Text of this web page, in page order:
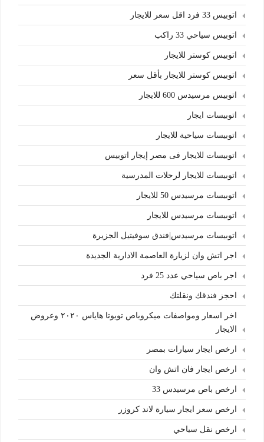
اتوبيس 33 فرد اقل سعر للايجار
اتوبيس سياحي 33 راكب
اتوبيس كوستر للايجار
اتوبيس كوستر للايجار بأقل سعر
اتوبيس مرسيدس 600 للايجار
اتوبيسات ايجار
اتوبيسات سياحية للايجار
اتوبيسات للايجار فى مصر إيجار اتوبيس
اتوبيسات للايجار لرحلات المدرسية
اتوبيسات مرسيدس 50 للايجار
اتوبيسات مرسيدس للايجار
اتوبيسات مرسيدس|فندق سوفيتيل الجزيرة
اجر اتش وان لزيارة العاصمة الادارية الجديدة
اجر باص سياحي عدد 25 فرد
احجز فندقك ونقلتك
اخر اسعار ومواصفات ميكروباص تويوتا هاياس ٢٠٢٠ وعروض
الايجار
ارخص ايجار سيارات بمصر
ارخص ايجار فان اتش وان
ارخص باص مرسيدس 33
ارخص سعر ايجار سيارة لاند كروزر
ارخص نقل سياحي